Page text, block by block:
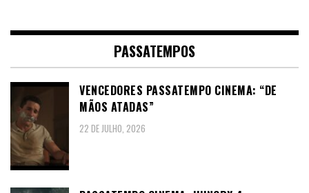
PASSATEMPOS
VENCEDORES PASSATEMPO CINEMA: “DE
MÃOS ATADAS”
22 DE JULHO, 2026